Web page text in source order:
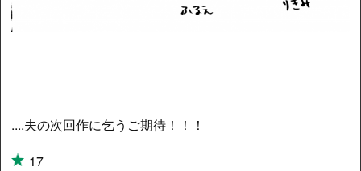
....夫の次回作に乞うご期待！！！
17